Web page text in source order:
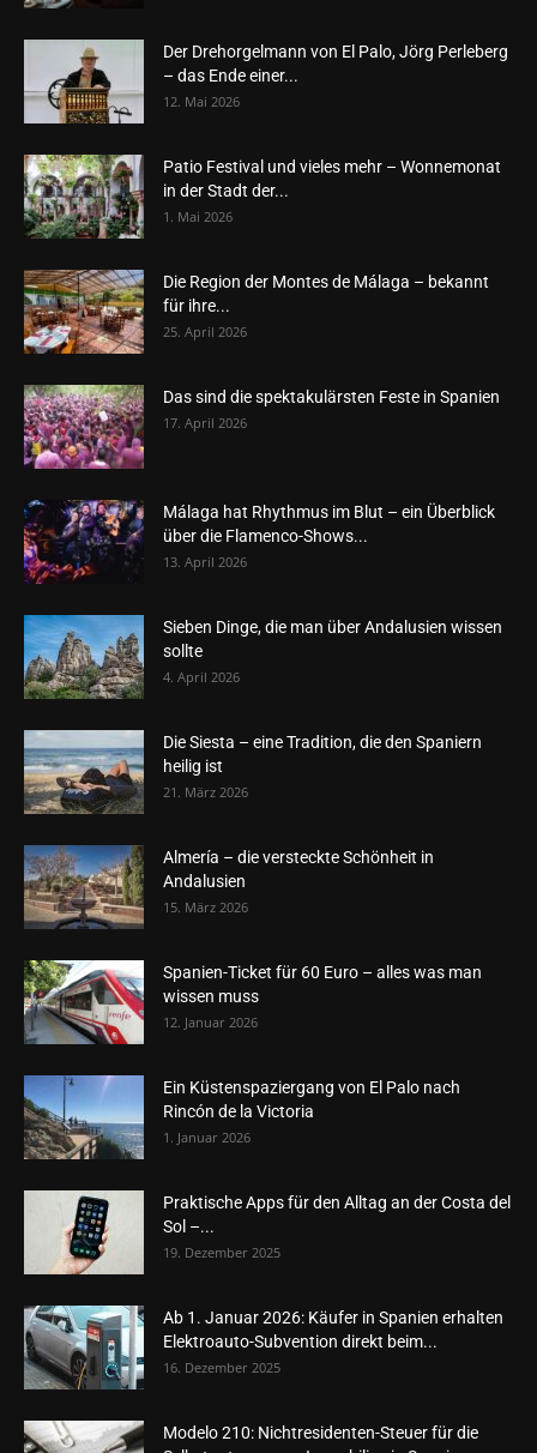
Der Drehorgelmann von El Palo, Jörg Perleberg
– das Ende einer...
12. Mai 2026
Patio Festival und vieles mehr – Wonnemonat
in der Stadt der...
1. Mai 2026
Die Region der Montes de Málaga – bekannt
für ihre...
25. April 2026
Das sind die spektakulärsten Feste in Spanien
17. April 2026
Málaga hat Rhythmus im Blut – ein Überblick
über die Flamenco-Shows...
13. April 2026
Sieben Dinge, die man über Andalusien wissen
sollte
4. April 2026
Die Siesta – eine Tradition, die den Spaniern
heilig ist
21. März 2026
Almería – die versteckte Schönheit in
Andalusien
15. März 2026
Spanien-Ticket für 60 Euro – alles was man
wissen muss
12. Januar 2026
Ein Küstenspaziergang von El Palo nach
Rincón de la Victoria
1. Januar 2026
Praktische Apps für den Alltag an der Costa del
Sol –...
19. Dezember 2025
Ab 1. Januar 2026: Käufer in Spanien erhalten
Elektroauto-Subvention direkt beim...
16. Dezember 2025
Modelo 210: Nichtresidenten-Steuer für die